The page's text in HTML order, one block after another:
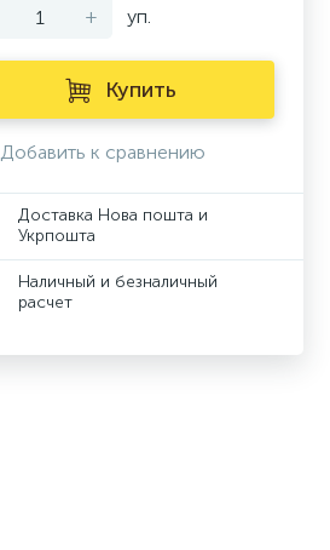
+ уп.
Купить
Добавить к сравнению
Доставка Нова пошта и
Укрпошта
Наличный и безналичный
расчет